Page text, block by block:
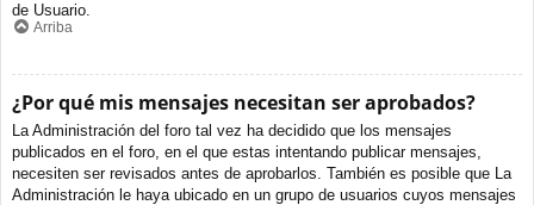
de Usuario.
Arriba
¿Por qué mis mensajes necesitan ser aprobados?
La Administración del foro tal vez ha decidido que los mensajes
publicados en el foro, en el que estas intentando publicar mensajes,
necesiten ser revisados antes de aprobarlos. También es posible que La
Administración le haya ubicado en un grupo de usuarios cuyos mensajes